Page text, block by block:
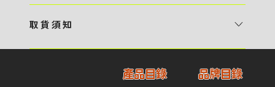
報價 貴客可透過電郵方式或 WhatsApp 平台提交定製資料，4AM 團
相關價目，貴客最終確認後將獲取正式完整單據，請安排繳付貨款訂金以
啟動貨品製作 4 / 商品印製 訂金核實後，4AM 團隊將隨即開始製作 5
・ Payme ・ 現金機入數 ・ 銀行櫃檯入數 ・ ATM自動櫃員機轉帳 ・
交易單據。如貴客欲更改電郵地址，請與 4AM 團隊聯絡 - 貴客的付款
記錄可透過電郵 或 WhatsApp平台（ 請註明訂單編號 ）交予4AM 團
取 貨 須 知
請與4AM團隊職員聯絡預約取貨時間｜​ ・ GoGoVan ｜即日完成配送
服務｜運費由貴客現金支付司機｜ ・ 順豐速運 ｜貨件運送需要多於2－
產品目錄 品牌目錄